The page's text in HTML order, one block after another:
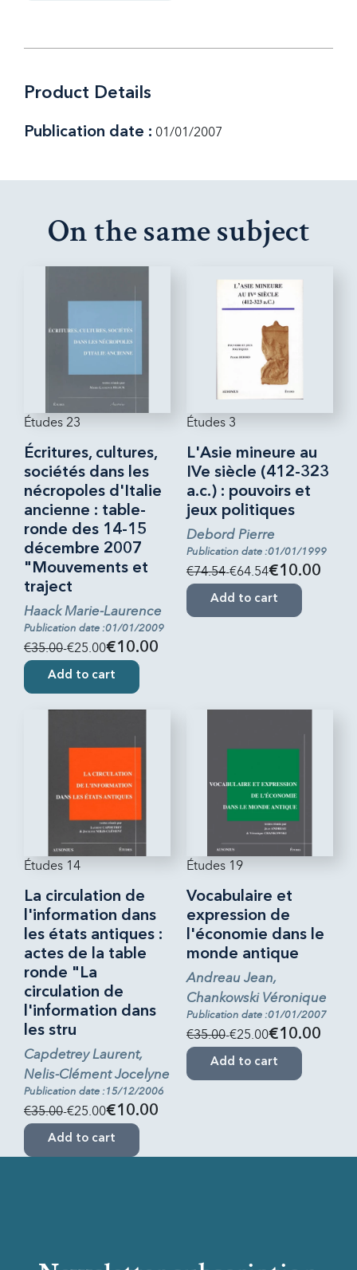
Product Details
Publication date : 01/01/2007
On the same subject
Études 23
Écritures, cultures,
sociétés dans les
nécropoles d'Italie
ancienne : table-
ronde des 14-15
décembre 2007
"Mouvements et
traject
Haack Marie-Laurence
Publication date :01/01/2009
€35.00-€25.00€10.00
Add to cart
Études 3
L'Asie mineure au
IVe siècle (412-323
a.c.) : pouvoirs et
jeux politiques
Debord Pierre
Publication date :01/01/1999
€74.54-€64.54€10.00
Add to cart
Études 14
La circulation de
l'information dans
les états antiques :
actes de la table
ronde "La
circulation de
l'information dans
les stru
Capdetrey Laurent,
Nelis-Clément Jocelyne
Publication date :15/12/2006
€35.00-€25.00€10.00
Add to cart
Études 19
Vocabulaire et
expression de
l'économie dans le
monde antique
Andreau Jean,
Chankowski Véronique
Publication date :01/01/2007
€35.00-€25.00€10.00
Add to cart